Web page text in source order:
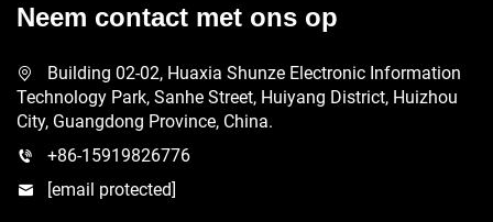
Neem contact met ons op
Building 02-02, Huaxia Shunze Electronic Information
Technology Park, Sanhe Street, Huiyang District, Huizhou
City, Guangdong Province, China.
+86-15919826776
[email protected]